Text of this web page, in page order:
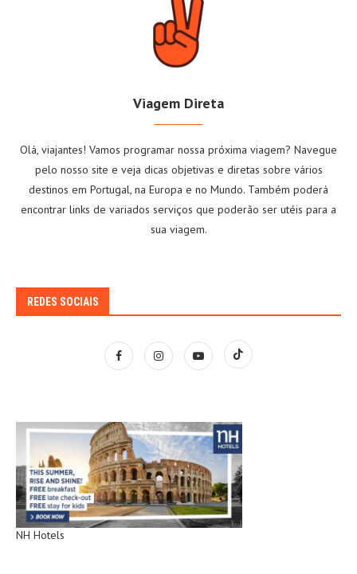
Viagem Direta
Olá, viajantes! Vamos programar nossa próxima viagem? Navegue
pelo nosso site e veja dicas objetivas e diretas sobre vários
destinos em Portugal, na Europa e no Mundo. Também poderá
encontrar links de variados serviços que poderão ser utéis para a
sua viagem.
REDES SOCIAIS
NH Hotels